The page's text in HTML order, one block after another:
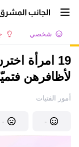
شخصي
19 امرأة
لأظافرهن
أمور الفتيات
-
-